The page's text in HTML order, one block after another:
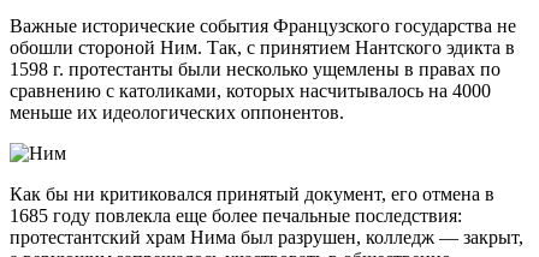
Важные исторические события Французского государства не
обошли стороной Ним. Так, с принятием Нантского эдикта в
1598 г. протестанты были несколько ущемлены в правах по
сравнению с католиками, которых насчитывалось на 4000
меньше их идеологических оппонентов.
Как бы ни критиковался принятый документ, его отмена в
1685 году повлекла еще более печальные последствия:
протестантский храм Нима был разрушен, колледж — закрыт,